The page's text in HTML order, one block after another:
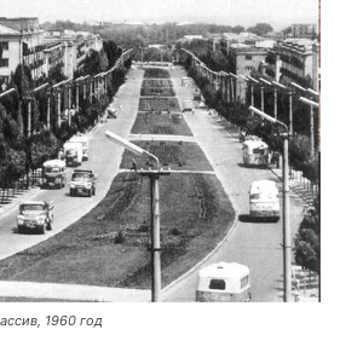
1960 год